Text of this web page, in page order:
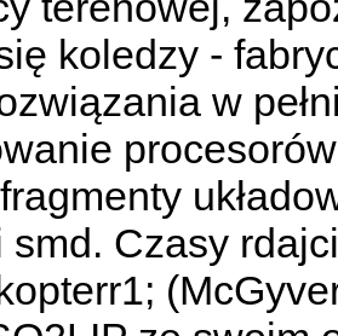
koledzy -
w
Czasy